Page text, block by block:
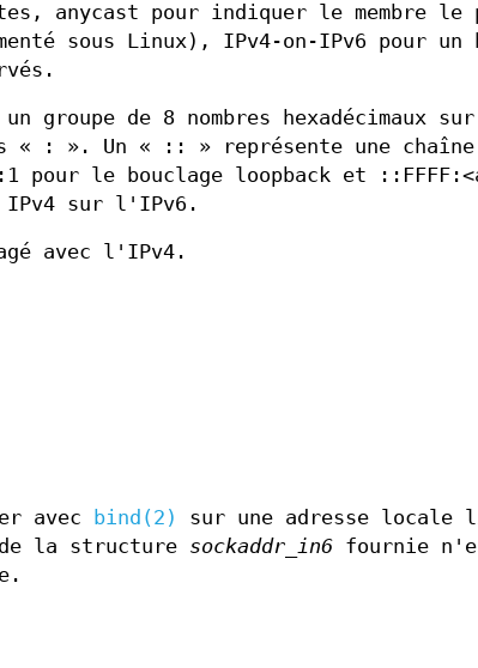
anycast pour indiquer le membre le
sous Linux), IPv4-on-IPv6 pour un
de 8 nombres hexadécimaux sur
« : ». Un « :: » représente une chaîne
le bouclage loopback et
IPv4 sur l'IPv6.
avec l'IPv4.
avec
bind(2)
sur une adresse locale
la structure sockaddr_in6fournie